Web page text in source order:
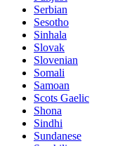
Serbian
Sesotho
Sinhala
Slovak
Slovenian
Somali
Samoan
Scots Gaelic
Shona
Sindhi
Sundanese